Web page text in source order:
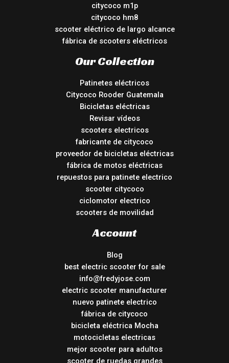
citycoco m1p
citycoco hm8
scooter eléctrico de largo alcance
fábrica de scooters eléctricos
Our Collection
Patinetes eléctricos
Citycoco Rooder Guatemala
Bicicletas eléctricas
Revisar vídeos
scooters electricos
fabricante de citycoco
proveedor de bicicletas eléctricas
fábrica de motos eléctricas
repuestos para patinete electrico
scooter citycoco
ciclomotor electrico
scooters de movilidad
Account
Blog
best electric scooter for sale
info@fredyjose.com
electric scooter manufacturer
nuevo patinete electrico
fábrica de citycoco
bicicleta eléctrica Mocha
motocicletas electricas
mejor scooter para adultos